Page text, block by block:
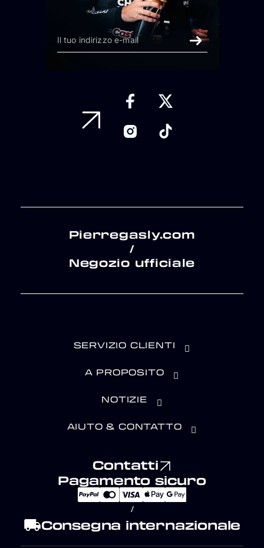
Pierregasly.com
/
Negozio ufficiale
SERVIZIO CLIENTI
A PROPOSITO
NOTIZIE
AIUTO & CONTATTO
Contatti
Pagamento sicuro
/
local_shippingConsegna internazionale